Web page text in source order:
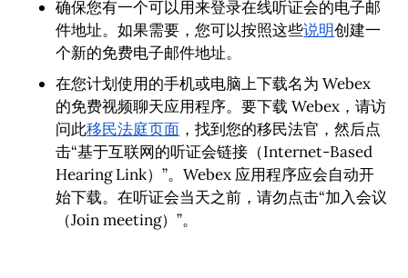
确保您有一个可以用来登录在线听证会的电子邮
件地址。如果需要，您可以按照这些说明创建一
个新的免费电子邮件地址。
在您计划使用的手机或电脑上下载名为 Webex
的免费视频聊天应用程序。要下载 Webex，请访
问此移民法庭页面 ，找到您的移民法官，然后点
击“基于互联网的听证会链接（Internet-Based
Hearing Link）”。Webex 应用程序应会自动开
始下载。在听证会当天之前，请勿点击“加入会议
（Join meeting）”。